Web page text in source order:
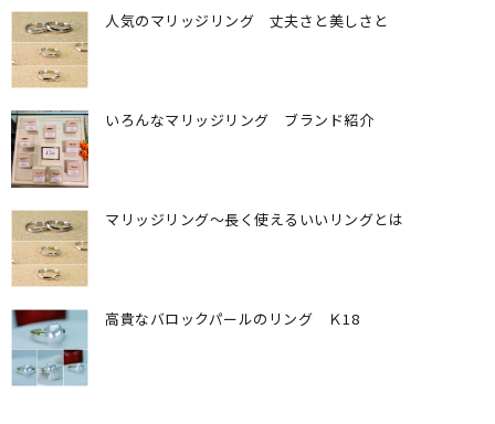
人気のマリッジリング 丈夫さと美しさと
いろんなマリッジリング ブランド紹介
マリッジリング〜長く使えるいいリングとは
高貴なバロックパールのリング Ｋ18